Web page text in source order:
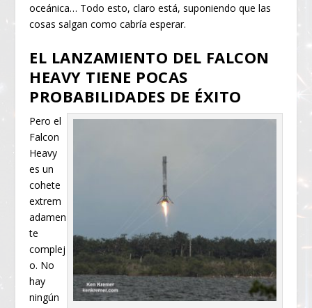
oceánica… Todo esto, claro está, suponiendo que las
cosas salgan como cabría esperar.
EL LANZAMIENTO DEL FALCON
HEAVY TIENE POCAS
PROBABILIDADES DE ÉXITO
Pero el
Falcon
Heavy
es un
cohete
extrem
adamen
te
complej
o. No
hay
ningún